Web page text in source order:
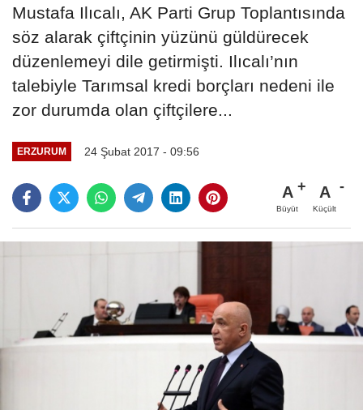
Mustafa Ilıcalı, AK Parti Grup Toplantısında
söz alarak çiftçinin yüzünü güldürecek
düzenlemeyi dile getirmişti. Ilıcalı’nın
talebiyle Tarımsal kredi borçları nedeni ile
zor durumda olan çiftçilere...
ERZURUM 24 Şubat 2017 - 09:56
A
Büyüt
A
Küçült